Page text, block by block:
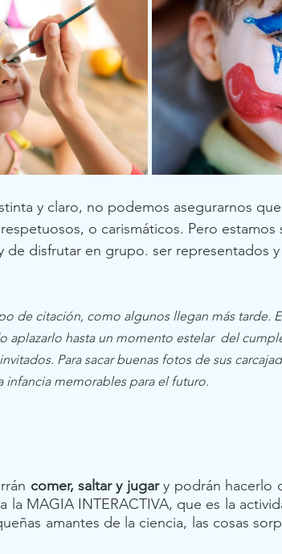
y claro, no podemos asegurarnos
o carismáticos. Pero estamos
disfrutar en grupo. ser representados
de citación, como algunos llegan más tarde.
aplazarlo hasta un momento estelar  del
Para sacar buenas fotos de sus
memorables para el futuro.
comer, saltar y jugar y podrán hacerlo
la MAGIA INTERACTIVA, que es la
amantes de la ciencia, las cosas